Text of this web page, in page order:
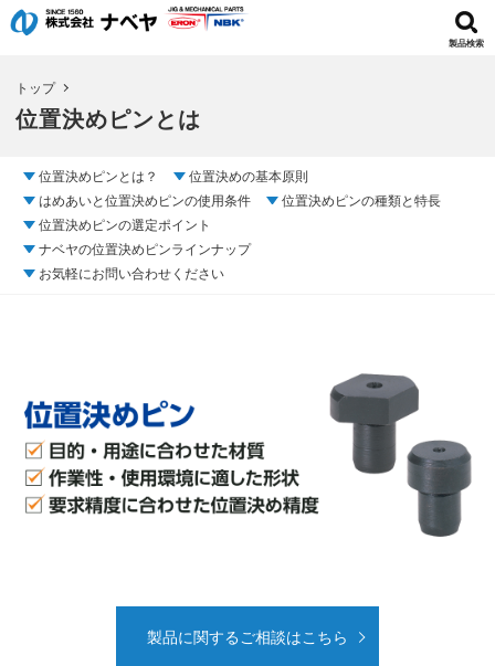
製品検索
トップ
位置決めピンとは
位置決めピンとは？
位置決めの基本原則
はめあいと位置決めピンの使用条件
位置決めピンの種類と特長
位置決めピンの選定ポイント
ナベヤの位置決めピンラインナップ
お気軽にお問い合わせください
製品に関するご相談はこちら